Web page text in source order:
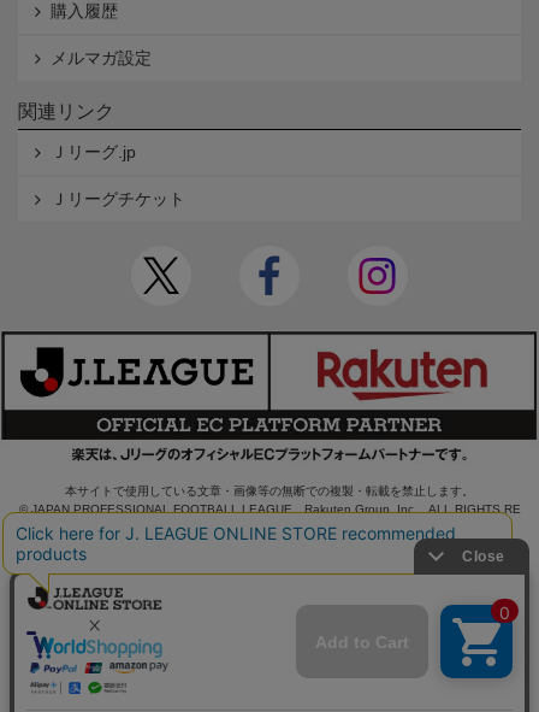
購入履歴
メルマガ設定
関連リンク
Ｊリーグ.jp
Ｊリーグチケット
本サイトで使用している文章・画像等の無断での複製・転載を禁止します。
© JAPAN PROFESSIONAL FOOTBALL LEAGUE Rakuten Group, Inc. ALL RIGHTS RE
SERVED.